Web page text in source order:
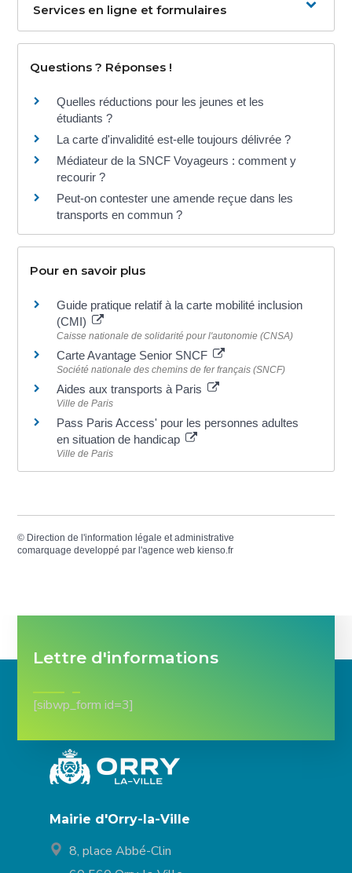
Services en ligne et formulaires
Questions ? Réponses !
Quelles réductions pour les jeunes et les
étudiants ?
La carte d'invalidité est-elle toujours délivrée ?
Médiateur de la SNCF Voyageurs : comment y
recourir ?
Peut-on contester une amende reçue dans les
transports en commun ?
Pour en savoir plus
Guide pratique relatif à la carte mobilité inclusion
(CMI)
Caisse nationale de solidarité pour l'autonomie (CNSA)
Carte Avantage Senior SNCF
Société nationale des chemins de fer français (SNCF)
Aides aux transports à Paris
Ville de Paris
Pass Paris Access' pour les personnes adultes
en situation de handicap
Ville de Paris
© Direction de l'information légale et administrative
comarquage developpé par l'agence web kienso.fr
Lettre d'informations
[sibwp_form id=3]
Mairie d'Orry-la-Ville
8, place Abbé-Clin